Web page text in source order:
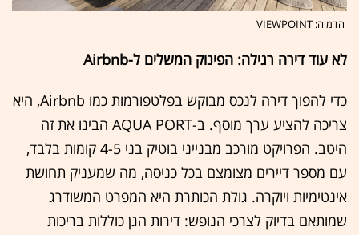
הדמיה: VIEWPOINT
לא עוד דירה רגילה: הפינוק המשלים ל-Airbnb
כדי להפוך דירה לנכס מבוקש בפלטפורמות כמו Airbnb, היא
צריכה להציע ערך מוסף. ב-AQUA PORT הבינו את זה
היטב. הפרויקט מורכב מבנייני בוטיק בני 4-5 קומות בלבד,
עם מספר דיירים מצומצם בכל כניסה, מה שמעניק תחושת
אינטימיות ויוקרה. גולת הכותרת היא המפרט המשודרג
שמותאם בדיוק לצרכי הנופש: דירות הגן כוללות בריכות